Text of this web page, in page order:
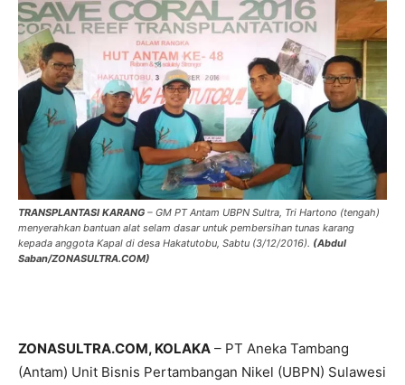
TRANSPLANTASI KARANG – GM PT Antam UBPN Sultra, Tri Hartono (tengah)
menyerahkan bantuan alat selam dasar untuk pembersihan tunas karang
kepada anggota Kapal di desa Hakatutobu, Sabtu (3/12/2016). (Abdul
Saban/ZONASULTRA.COM)
ZONASULTRA.COM, KOLAKA – PT Aneka Tambang
(Antam) Unit Bisnis Pertambangan Nikel (UBPN) Sulawesi